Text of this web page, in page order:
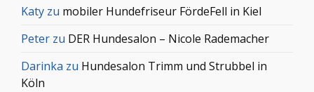
Katy zu mobiler Hundefriseur FördeFell in Kiel
Peter zu DER Hundesalon – Nicole Rademacher
Darinka zu Hundesalon Trimm und Strubbel in
Köln